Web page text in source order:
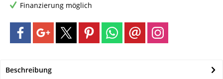
Finanzierung möglich
Beschreibung